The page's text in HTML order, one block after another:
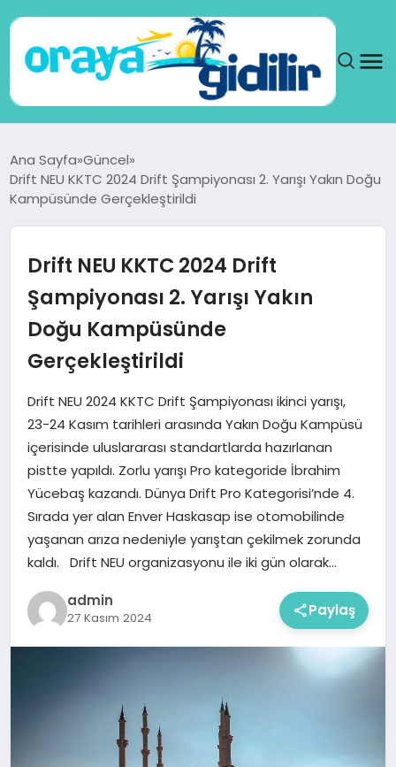
SAĞLIK
TEKNOLOJI
Ana Sayfa Güncel
Drift NEU KKTC 2024 Drift Şampiyonası 2. Yarışı Yakın Doğu
Kampüsünde Gerçekleştirildi
Drift NEU KKTC 2024 Drift
Şampiyonası 2. Yarışı Yakın
Doğu Kampüsünde
Gerçekleştirildi
Drift NEU 2024 KKTC Drift Şampiyonası ikinci yarışı,
23-24 Kasım tarihleri arasında Yakın Doğu Kampüsü
içerisinde uluslararası standartlarda hazırlanan
pistte yapıldı. Zorlu yarışı Pro kategoride İbrahim
Yücebaş kazandı. Dünya Drift Pro Kategorisi’nde 4.
Sırada yer alan Enver Haskasap ise otomobilinde
yaşanan arıza nedeniyle yarıştan çekilmek zorunda
kaldı. Drift NEU organizasyonu ile iki gün olarak…
admin
27 Kasım 2024 Paylaş